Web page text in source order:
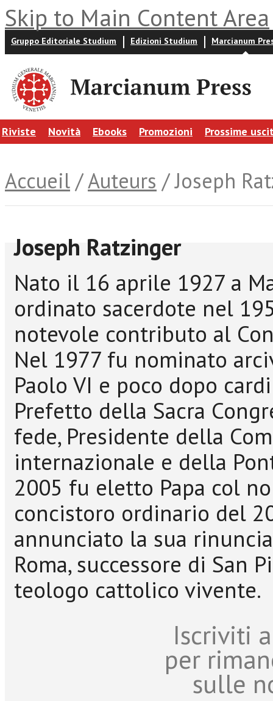
Skip to Main Content Area
Gruppo Editoriale Studium Edizioni Studium Marcianum
Riviste Novità Ebooks Promozioni Prossime
Accueil /Auteurs / Joseph
Joseph Ratzinger
Nato il 16 aprile 1927 a
ordinato sacerdote nel
notevole contributo al
Nel 1977 fu nominato
Paolo VI e poco dopo
Prefetto della Sacra
fede, Presidente della
internazionale e della
2005 fu eletto Papa col
concistoro ordinario del
annunciato la sua
Roma, successore di San
teologo cattolico vivente.
Iscriviti
per
sulle